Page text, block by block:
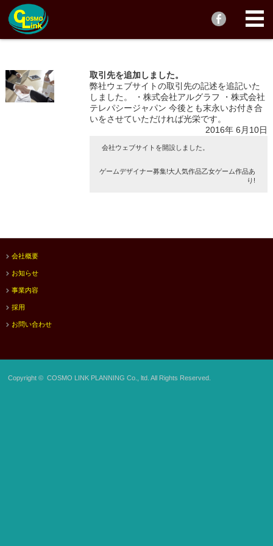
取引先を追加しました。
弊社ウェブサイトの取引先の記述を追記いた
しました。 ・株式会社アルグラフ ・株式会社
テレパシージャパン 今後とも末永いお付き合
いをさせていただければ光栄です。
2016年 6月10日
会社ウェブサイトを開設しました。
ゲームデザイナー募集!大人気作品乙女ゲーム作品あ
り!
会社概要
お知らせ
事業内容
採用
お問い合わせ
Copyright ©COSMO LINK PLANNING Co., ltd.All Rights Reserved.